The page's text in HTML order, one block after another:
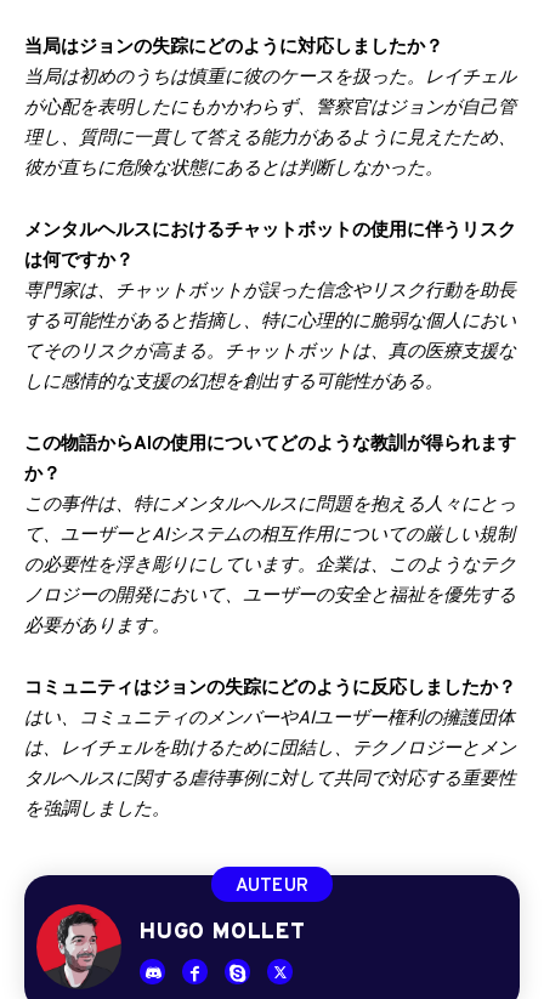
当局はジョンの失踪にどのように対応しましたか？
当局は初めのうちは慎重に彼のケースを扱った。レイチェル
が心配を表明したにもかかわらず、警察官はジョンが自己管
理し、質問に一貫して答える能力があるように見えたため、
彼が直ちに危険な状態にあるとは判断しなかった。
メンタルヘルスにおけるチャットボットの使用に伴うリスク
は何ですか？
専門家は、チャットボットが誤った信念やリスク行動を助長
する可能性があると指摘し、特に心理的に脆弱な個人におい
てそのリスクが高まる。チャットボットは、真の医療支援な
しに感情的な支援の幻想を創出する可能性がある。
この物語からAIの使用についてどのような教訓が得られます
か？
この事件は、特にメンタルヘルスに問題を抱える人々にとっ
て、ユーザーとAIシステムの相互作用についての厳しい規制
の必要性を浮き彫りにしています。企業は、このようなテク
ノロジーの開発において、ユーザーの安全と福祉を優先する
必要があります。
コミュニティはジョンの失踪にどのように反応しましたか？
はい、コミュニティのメンバーやAIユーザー権利の擁護団体
は、レイチェルを助けるために団結し、テクノロジーとメン
タルヘルスに関する虐待事例に対して共同で対応する重要性
を強調しました。
AUTEUR
HUGO MOLLET